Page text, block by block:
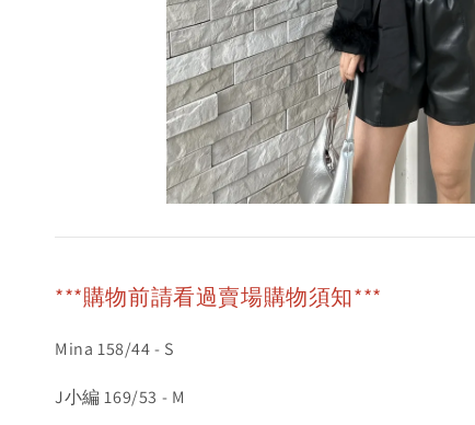
***購物前請看過賣場購物須知***
Mina 158/44 - S
J小編 169/53 - M